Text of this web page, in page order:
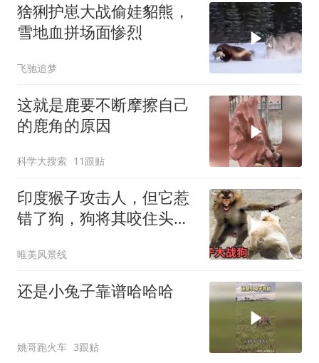
猞猁护崽大战偷娃貂熊，
雪地血拼场面惨烈
飞驰追梦
这就是鹿要不断摩擦自己
的鹿角的原因
科学大搜索 11跟贴
印度猴子攻击人，但它惹
错了狗，狗将其咬住头部
唯美风景线
还是小兔子靠谱哈哈哈
姚哥跑火车 3跟贴